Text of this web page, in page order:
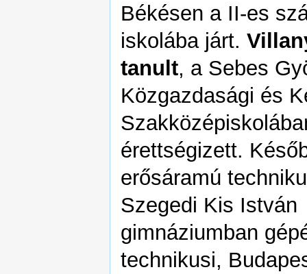
Békésen a II-es
iskolába járt.
tanult, a Sebes
Közgazdasági és
érettségizett.
erősáramú
Szegedi Kis István
gimnáziumban
technikusi,